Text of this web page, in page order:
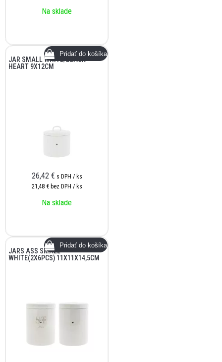
Na sklade
JAR SMALL WHITE/BLACK
HEART 9X12CM
26,42 € s DPH / ks
21,48 € bez DPH / ks
Na sklade
JARS ASS SMALL
WHITE(2X6PCS) 11X11X14,5CM